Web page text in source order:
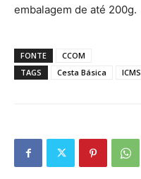
embalagem de até 200g.
FONTE
CCOM
TAGS
Cesta Básica ICMS